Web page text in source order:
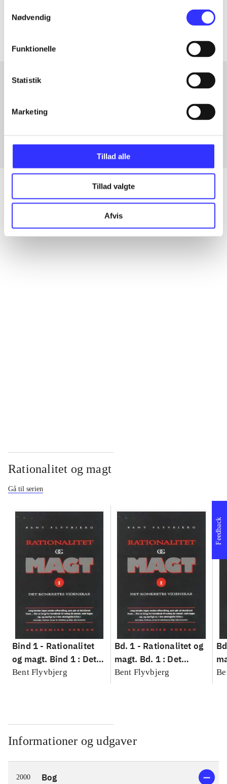
Nødvendig
Funktionelle
Statistik
Marketing
Tillad alle
Tillad valgte
Afvis
Artiklerne i
Fra
Alle registrerede artikler fordelt på udgivelser
Rationalitet og magt
Gå til serien
Bind 1 - Rationalitet
og magt. Bind 1 : Det
konkretes videnskab
Bent Flyvbjerg
Bd. 1 - Rationalitet og
magt. Bd. 1 : Det
konkretes videnskab
Bent Flyvbjerg
Informationer og udgaver
2000 Bog
Feedback